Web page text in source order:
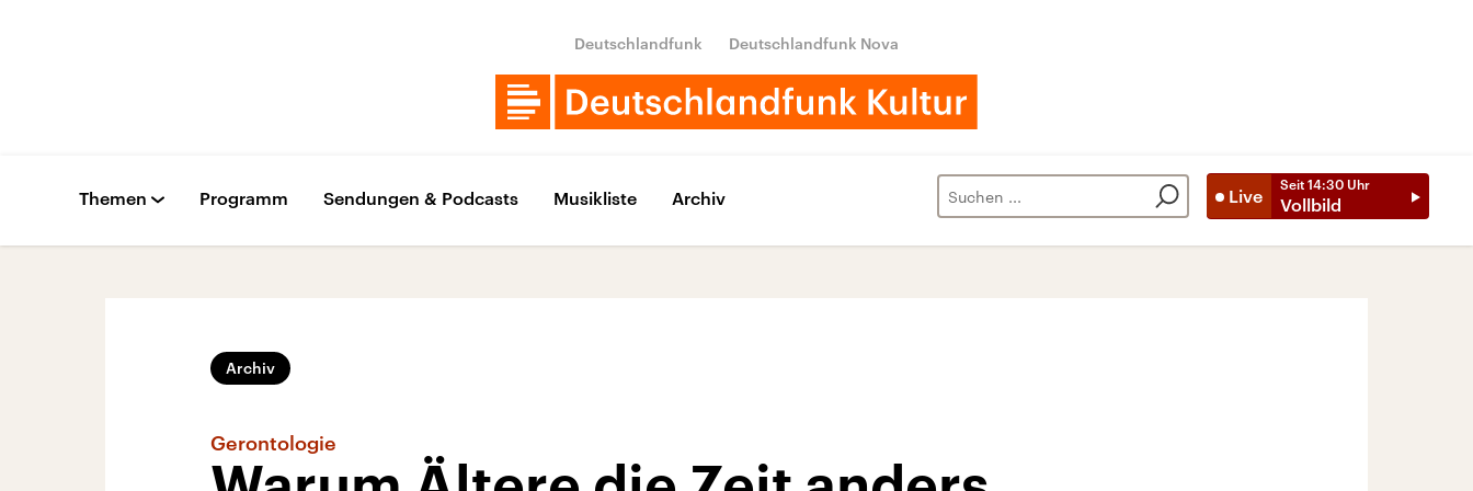
Deutschlandfunk Deutschlandfunk Nova
Live
Seit 14:30 Uhr
Vollbild
Themen Programm Sendungen & Podcasts Musikliste Archiv
Archiv
Gerontologie